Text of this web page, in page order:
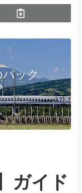
ック
ガイド